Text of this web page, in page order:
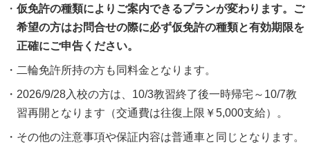
仮免許の種類によりご案内できるプランが変わります。ご
希望の方はお問合せの際に必ず仮免許の種類と有効期限を
正確にご申告ください。
二輪免許所持の方も同料金となります。
2026/9/28入校の方は、10/3教習終了後一時帰宅～10/7教
習再開となります（交通費は往復上限￥5,000支給）。
その他の注意事項や保証内容は普通車と同じとなります。